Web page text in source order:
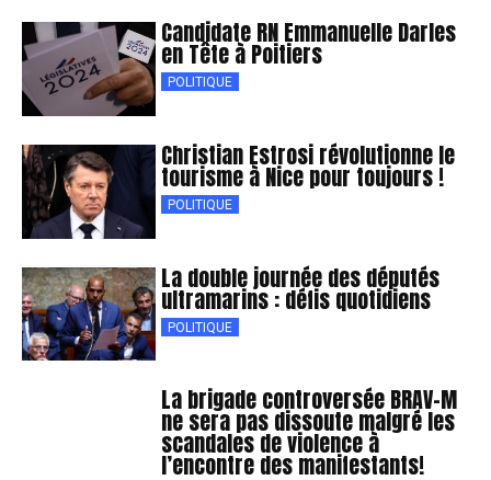
Candidate RN Emmanuelle Darles
en Tête à Poitiers
POLITIQUE
Christian Estrosi révolutionne le
tourisme à Nice pour toujours !
POLITIQUE
La double journée des députés
ultramarins : défis quotidiens
POLITIQUE
La brigade controversée BRAV-M
ne sera pas dissoute malgré les
scandales de violence à
l’encontre des manifestants!